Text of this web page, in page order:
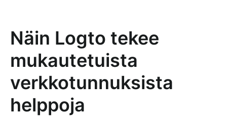
Näin Logto tekee
mukautetuista
verkkotunnuksista
helppoja